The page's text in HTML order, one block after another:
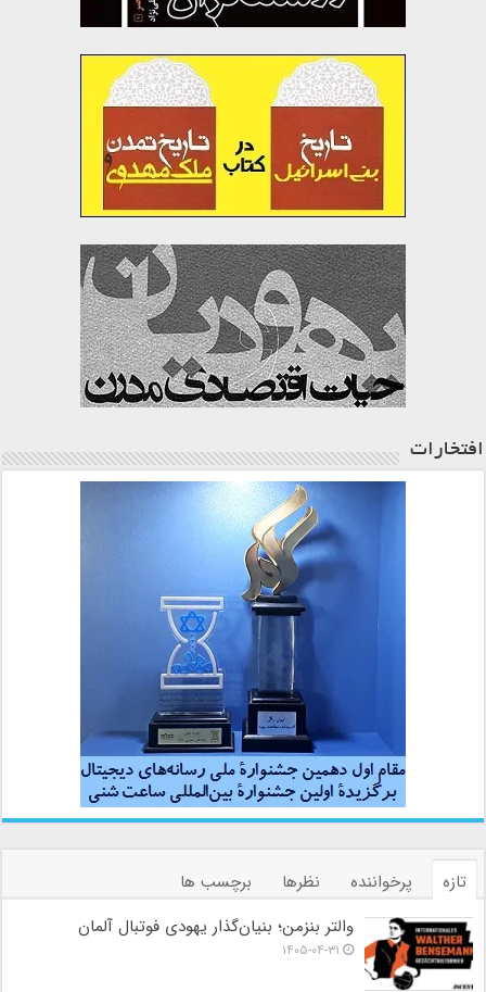
افتخارات
تازه پرخواننده نظرها
برچسب ها
والتر بنزمن؛ بنیان‌گذار یهودی فوتبال آلمان
۱۴۰۵-۰۴-۳۱